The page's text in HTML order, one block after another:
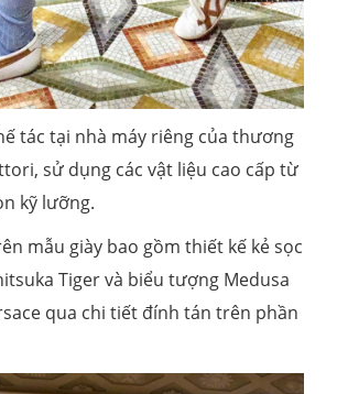
tác tại nhà máy riêng của thương
sử dụng các vật liệu cao cấp từ
kỹ lưỡng.
mẫu giày bao gồm thiết kế kẻ sọc
Tiger và biểu tượng Medusa
qua chi tiết đính tán trên phần